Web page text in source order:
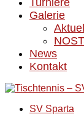
Turniere
Galerie
News
Kontakt
SV Sparta